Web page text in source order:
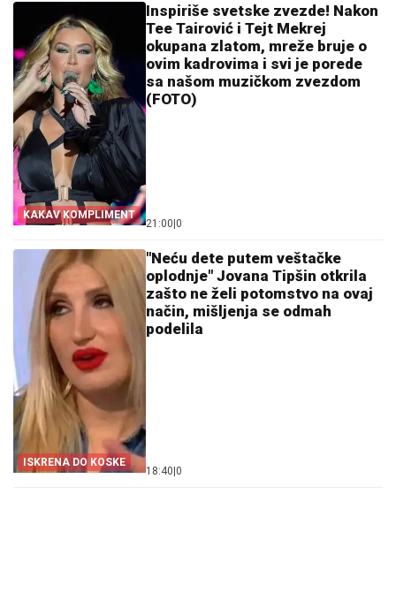
KAKAV KOMPLIMENT
Inspiriše svetske zvezde! Nakon
Tee Tairović i Tejt Mekrej
okupana zlatom, mreže bruje o
ovim kadrovima i svi je porede
sa našom muzičkom zvezdom
(FOTO)
21:00|0
ISKRENA DO KOSKE
"Neću dete putem veštačke
oplodnje" Jovana Tipšin otkrila
zašto ne želi potomstvo na ovaj
način, mišljenja se odmah
podelila
18:40|0